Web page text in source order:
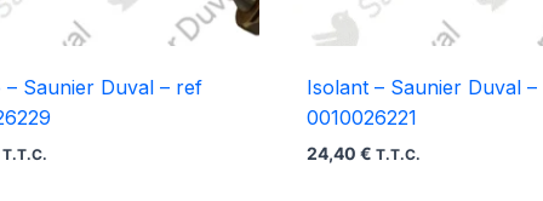
– Saunier Duval – ref
T.T.C.
Isolant – Saunier Duval
0010026221
24,40€ T.T.C.